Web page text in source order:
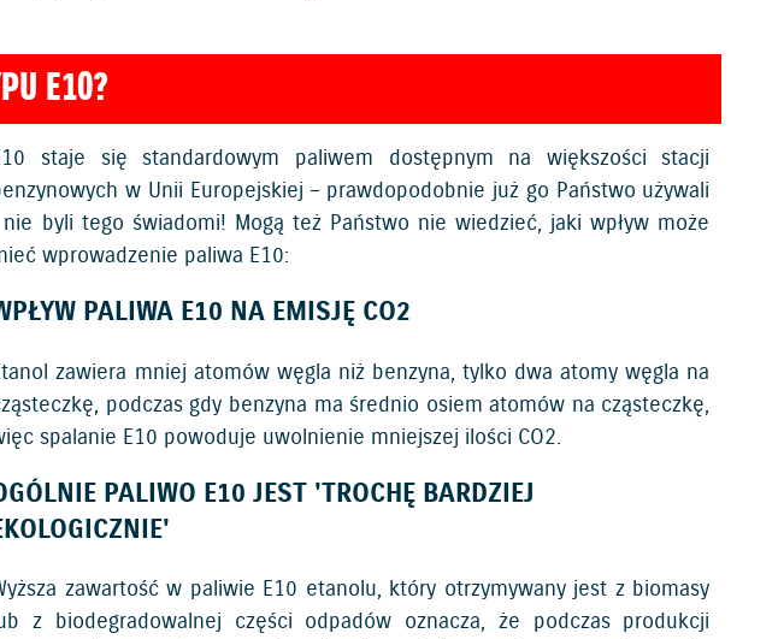
E10?
staje się standardowym paliwem dostępnym na większości stacji
w Unii Europejskiej – prawdopodobnie już go Państwo używali
byli tego świadomi! Mogą też Państwo nie wiedzieć, jaki wpływ może
wprowadzenie paliwa E10:
PALIWA E10 NA EMISJĘ CO2
zawiera mniej atomów węgla niż benzyna, tylko dwa atomy węgla na
podczas gdy benzyna ma średnio osiem atomów na cząsteczkę,
spalanie E10 powoduje uwolnienie mniejszej ilości CO2.
PALIWO E10 JEST 'TROCHĘ BARDZIEJ
zawartość w paliwie E10 etanolu, który otrzymywany jest z biomasy
z biodegradowalnej części odpadów oznacza, że podczas produkcji